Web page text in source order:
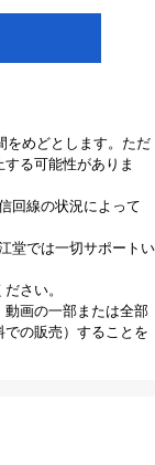
をめどとします。ただ
る可能性がありま
回線の状況によって
堂では一切サポートい
さい。
動画の一部または全部
の販売）することを